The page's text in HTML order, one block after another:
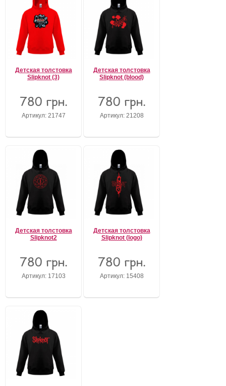
Детская толстовка
Slipknot (3)
780 грн.
Артикул: 21747
Детская толстовка
Slipknot (blood)
780 грн.
Артикул: 21208
Детская толстовка
Slipknot2
780 грн.
Артикул: 17103
Детская толстовка
Slipknot (logo)
780 грн.
Артикул: 15408